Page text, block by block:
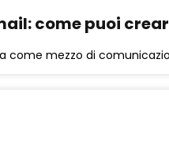
come puoi
come mezzo di